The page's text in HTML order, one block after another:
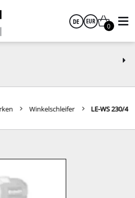
DE EUR
0
Winkelschleifer LE-WS 230/4